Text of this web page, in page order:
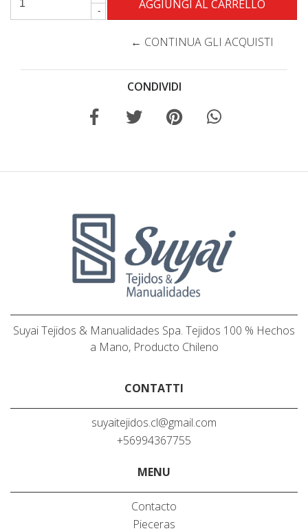
-
← CONTINUA GLI ACQUISTI
CONDIVIDI
Suyai Tejidos & Manualidades Spa. Tejidos 100 % Hechos
a Mano, Producto Chileno
CONTATTI
suyaitejidos.cl@gmail.com
+56994367755
MENU
Contacto
Pieceras